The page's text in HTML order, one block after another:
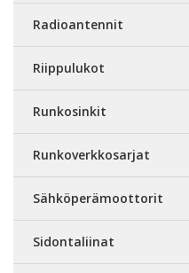
Radioantennit
Riippulukot
Runkosinkit
Runkoverkkosarjat
Sähköperämoottorit
Sidontaliinat